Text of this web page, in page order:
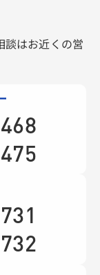
談はお近くの営